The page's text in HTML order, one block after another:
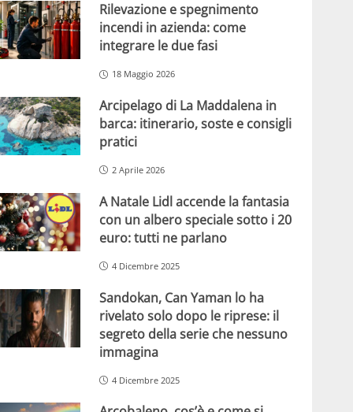
Rilevazione e spegnimento
incendi in azienda: come
integrare le due fasi
18 Maggio 2026
Arcipelago di La Maddalena in
barca: itinerario, soste e consigli
pratici
2 Aprile 2026
A Natale Lidl accende la fantasia
con un albero speciale sotto i 20
euro: tutti ne parlano
4 Dicembre 2025
Sandokan, Can Yaman lo ha
rivelato solo dopo le riprese: il
segreto della serie che nessuno
immagina
4 Dicembre 2025